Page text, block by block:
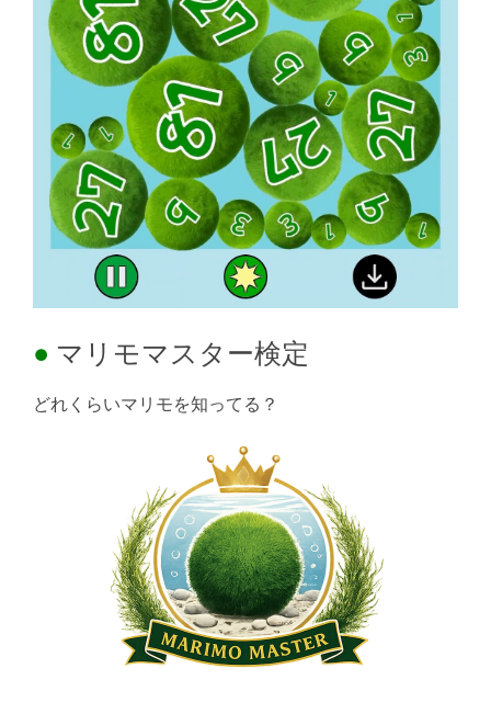
マリモマスター検定
どれくらいマリモを知ってる？